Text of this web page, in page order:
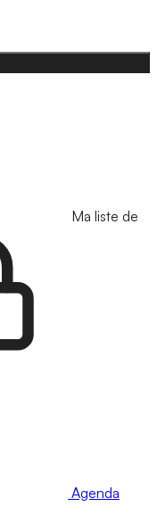
Ma liste de
Agenda